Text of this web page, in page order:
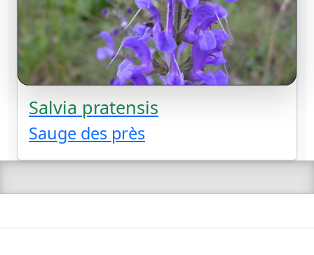
Salvia pratensis
Sauge des près